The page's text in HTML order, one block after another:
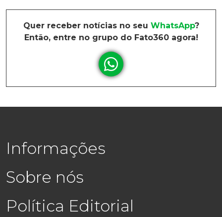
Quer receber notícias no seu WhatsApp?
Então, entre no grupo do Fato360 agora!
Informações
Sobre nós
Política Editorial